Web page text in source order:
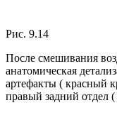
Рис. 9.14
После смешивания
анатомическая
артефакты ( красный
правый задний отдел